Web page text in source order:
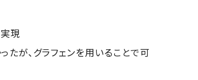
現
が、グラフェンを用いることで可